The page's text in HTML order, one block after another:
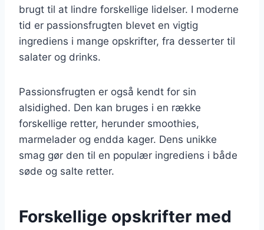
brugt til at lindre forskellige lidelser. I moderne
tid er passionsfrugten blevet en vigtig
ingrediens i mange opskrifter, fra desserter til
salater og drinks.
Passionsfrugten er også kendt for sin
alsidighed. Den kan bruges i en række
forskellige retter, herunder smoothies,
marmelader og endda kager. Dens unikke
smag gør den til en populær ingrediens i både
søde og salte retter.
Forskellige opskrifter med